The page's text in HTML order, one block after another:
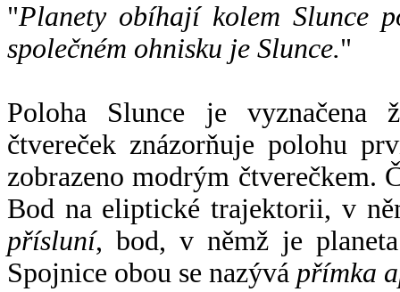
"Planety obíhají kolem Slunce
společném ohnisku je Slunce."
Poloha Slunce je vyznačena
čtvereček znázorňuje polohu
zobrazeno modrým čtverečkem.
Bod na eliptické trajektorii, v
přísluní, bod, v němž je
Spojnice obou se nazývá přímka